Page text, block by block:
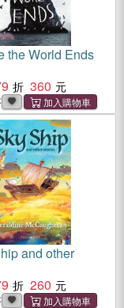
the World Ends
360
and other
260